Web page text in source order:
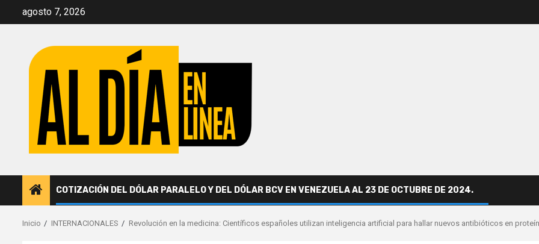
agosto 7, 2026
COTIZACIÓN DEL DÓLAR PARALELO Y DEL DÓLAR BCV EN VENEZUELA AL 23 DE OCTUBRE DE 2024.
Inicio INTERNACIONALES Revolución en la medicina: Científicos españoles utilizan inteligencia artificial para hallar nuevos antibióticos en